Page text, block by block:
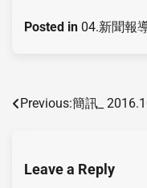
Posted in 04.新聞報
Previous:簡訊_
Leave a Reply